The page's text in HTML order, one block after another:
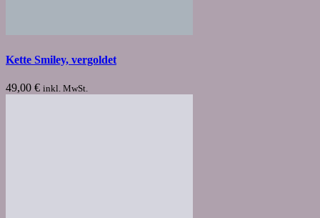
Kette Smiley, vergoldet
49,00 € inkl. MwSt.